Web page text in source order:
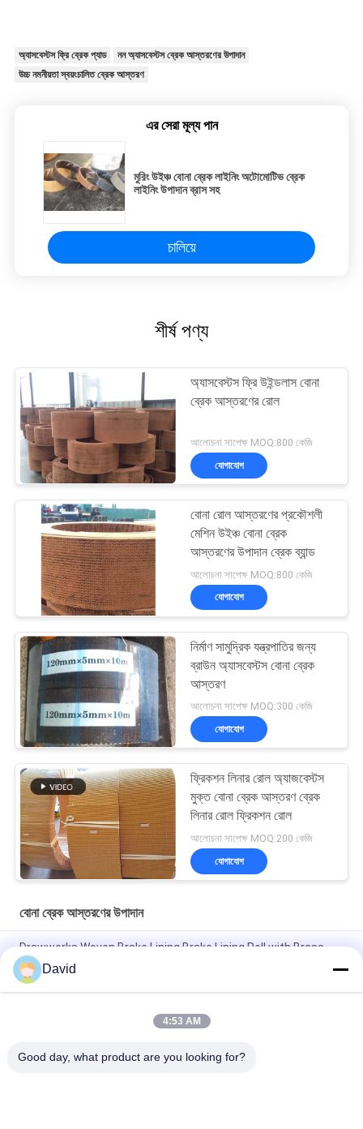
অ্যাসবেস্টস ফ্রি ব্রেক প্যাড
নন অ্যাসবেস্টস ব্রেক আস্তরণের উপাদান
উচ্চ নমনীয়তা স্বয়ংচালিত ব্রেক আস্তরণ
এর সেরা মূল্য পান
মুরিং উইঞ্চ বোনা ব্রেক লাইনিং অটোমোটিভ ব্রেক
লাইনিং উপাদান ব্রাস সহ
চালিয়ে
শীর্ষ পণ্য
অ্যাসবেস্টস ফ্রি উইন্ডলাস বোনা
ব্রেক আস্তরণের রোল
আলোচনা সাপেক্ষ MOQ:800 কেজি
যোগাযোগ
বোনা রোল আস্তরণের প্রকৌশলী
মেশিন উইঞ্চ বোনা ব্রেক
আস্তরণের উপাদান ব্রেক ব্যান্ড
আলোচনা সাপেক্ষ MOQ:800 কেজি
যোগাযোগ
নির্মাণ সামুদ্রিক যন্ত্রপাতির জন্য
ব্রাউন অ্যাসবেস্টস বোনা ব্রেক
আস্তরণ
আলোচনা সাপেক্ষ MOQ:300 কেজি
যোগাযোগ
ফ্রিকশন লিনার রোল অ্যাজবেস্টস
মুক্ত বোনা ব্রেক আস্তরণ ব্রেক
লিনার রোল ফ্রিকশন রোল
আলোচনা সাপেক্ষ MOQ:200 কেজি
যোগাযোগ
বোনা ব্রেক আস্তরণের উপাদান
Drawworks Woven Brake Lining Brake Lining Roll with Brass
Wire Inside for Windlass
কাস্টমাইজড অ অ্যাসবেস্টস বোনা ব্রেক আস্তরণের উপাদান জন্য মোরিং উইঞ্চ উইন্ডলাস
ফার্ম ট্র্যাক্টর বোনা ব্রেক আস্তরণের উপাদান OEM কাস্টমাইজড বেধ ব্রেক আস্তরণের
David
4:53 AM
Good day, what product are you looking for?